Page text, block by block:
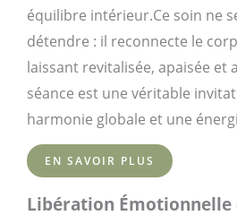
équilibre intérieur.Ce soin ne
détendre : il reconnecte le
laissant revitalisée, apaisée et
séance est une véritable
harmonie globale et une
EN SAVOIR PLUS
Libération Émotionnelle